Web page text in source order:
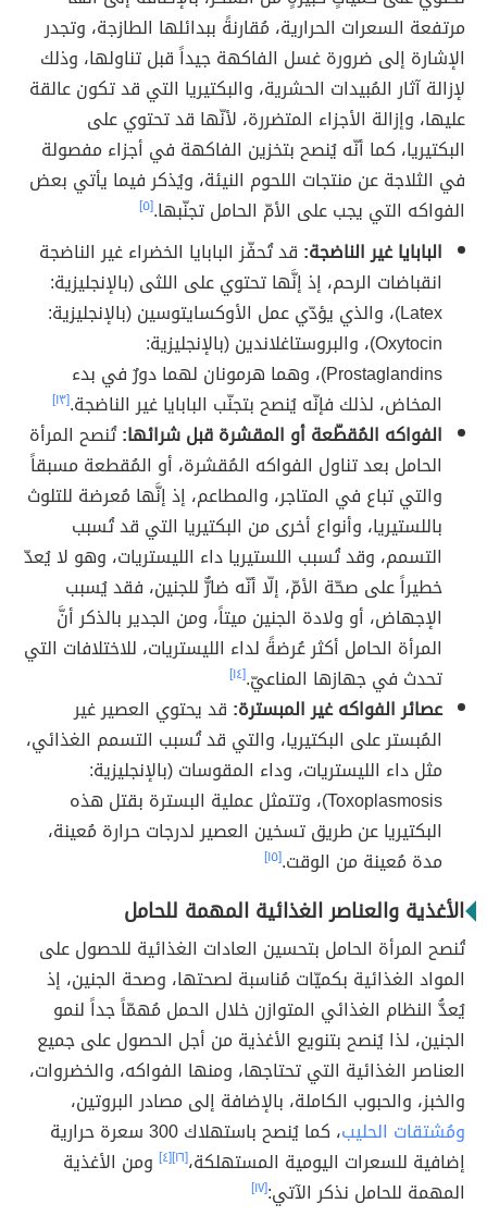
مرتفعة السعرات الحرارية، مُقارنةً ببدائلها الطازجة، وتجدر
الإشارة إلى ضرورة غسل الفاكهة جيداً قبل تناولها، وذلك
لإزالة آثار المُبيدات الحشرية، والبكتيريا التي قد تكون عالقة
عليها، وإزالة الأجزاء المتضررة، لأنّها قد تحتوي على
البكتيريا، كما أنّه يُنصح بتخزين الفاكهة في أجزاء مفصولة
في الثلاجة عن منتجات اللحوم النيئة، ويُذكر فيما يأتي بعض
الفواكه التي يجب على الأمّ الحامل تجنّبها.[٥]
البابايا غير الناضجة: قد تُحفّز البابايا الخضراء غير الناضجة
انقباضات الرحم، إذ إنَّها تحتوي على اللثى (بالإنجليزية:
Latex)، والذي يؤدّي عمل الأوكسايتوسين (بالإنجليزية:
Oxytocin)، والبروستاغلاندين (بالإنجليزية:
Prostaglandins)، وهما هرمونان لهما دورٌ في بدء
المخاض، لذلك فإنّه يُنصح بتجنّب البابايا غير الناضجة.[١٣]
الفواكه المُقطّعة أو المقشرة قبل شرائها:تُنصح المرأة
الحامل بعد تناول الفواكه المُقشرة، أو المُقطعة مسبقاً
والتي تباع في المتاجر، والمطاعم، إذ إنَّها مُعرضة للتلوث
باللستيريا، وأنواع أخرى من البكتيريا التي قد تُسبب
التسمم، وقد تُسبب اللستيريا داء الليستريات، وهو لا يُعدّ
خطيراً على صحّة الأمّ، إلّا أنّه ضارٌّ للجنين، فقد يُسبب
الإجهاض، أو ولادة الجنين ميتاً، ومن الجدير بالذكر أنَّ
المرأة الحامل أكثر عُرضةً لداء الليستريات، للاختلافات التي
تحدث في جهازها المناعيّ.[١٤]
عصائر الفواكه غير المبسترة: قد يحتوي العصير غير
المُبستر على البكتيريا، والتي قد تُسبب التسمم الغذائي،
مثل داء الليستريات، وداء المقوسات (بالإنجليزية:
Toxoplasmosis)، وتتمثل عملية البسترة بقتل هذه
البكتيريا عن طريق تسخين العصير لدرجات حرارة مُعينة،
مدة مُعينة من الوقت.[١٥]
الأغذية والعناصر الغذائية المهمة للحامل
تُنصح المرأة الحامل بتحسين العادات الغذائية للحصول على
المواد الغذائية بكميّات مُناسبة لصحتها، وصحة الجنين، إذ
يُعدُّ النظام الغذائي المتوازن خلال الحمل مُهمّاً جداً لنمو
الجنين، لذا يُنصح بتنويع الأغذية من أجل الحصول على جميع
العناصر الغذائية التي تحتاجها، ومنها الفواكه، والخضروات،
والخبز، والحبوب الكاملة، بالإضافة إلى مصادر البروتين،
ومُشتقات الحليب
، كما يُنصح باستهلاك 300 سعرة حرارية
إضافية للسعرات اليومية المستهلكة،[١٦] [٤]
ومن الأغذية
المهمة للحامل نذكر الآتي:[١٧]